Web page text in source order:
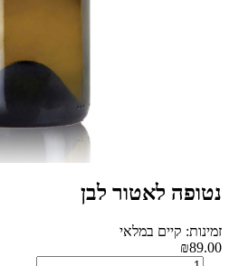
נטופה לאטור לבן
זמינות: קיים במלאי
₪89.00